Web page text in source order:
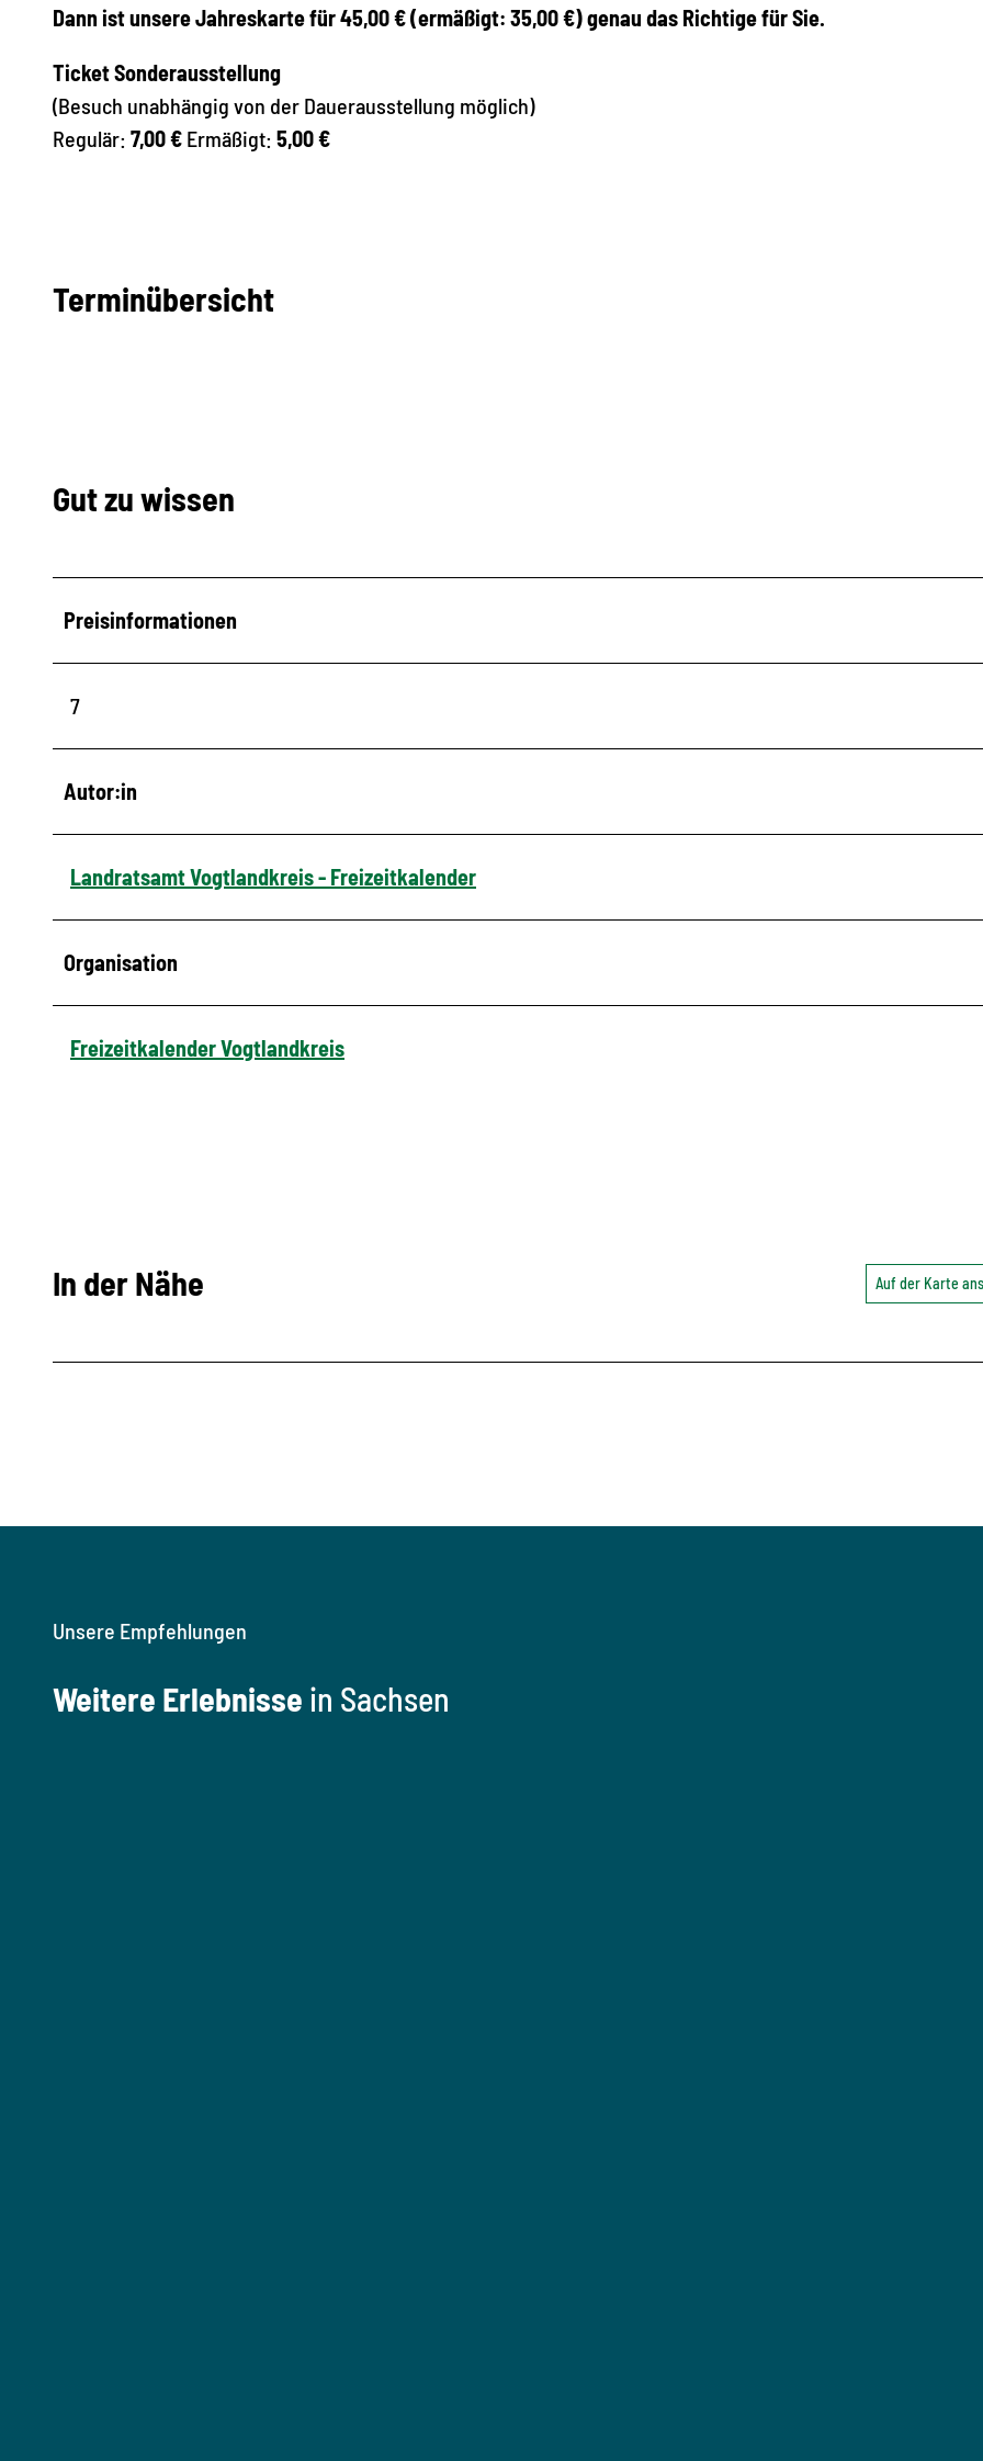
Dann ist unsere Jahreskarte für 45,00 € (ermäßigt: 35,00 €) genau das Richtige für Sie.
Ticket Sonderausstellung
(Besuch unabhängig von der Dauerausstellung möglich)
Regulär: 7,00 € Ermäßigt: 5,00 €
Terminübersicht
Gut zu wissen
Preisinformationen
7
Autor:in
Landratsamt Vogtlandkreis - Freizeitkalender
Organisation
Freizeitkalender Vogtlandkreis
In der Nähe Auf der Karte
Unsere Empfehlungen
Weitere Erlebnisse in Sachsen